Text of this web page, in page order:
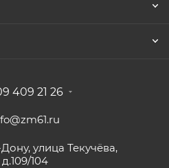
409 21 26
улица Текучёва,
д.109/104